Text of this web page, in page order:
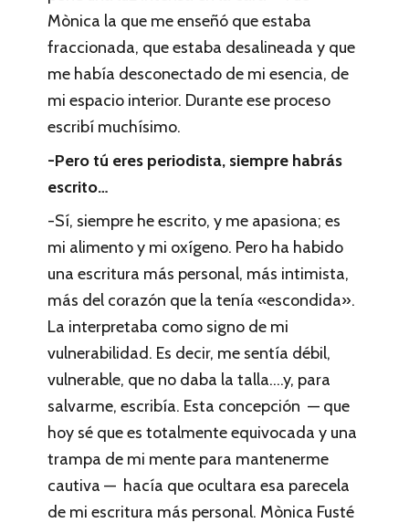
Mònica la que me enseñó que estaba
fraccionada, que estaba desalineada y que
me había desconectado de mi esencia, de
mi espacio interior. Durante ese proceso
escribí muchísimo.
-Pero tú eres periodista, siempre habrás
escrito…
-Sí, siempre he escrito, y me apasiona; es
mi alimento y mi oxígeno. Pero ha habido
una escritura más personal, más intimista,
más del corazón que la tenía «escondida».
La interpretaba como signo de mi
vulnerabilidad. Es decir, me sentía débil,
vulnerable, que no daba la talla….y, para
salvarme, escribía. Esta concepción — que
hoy sé que es totalmente equivocada y una
trampa de mi mente para mantenerme
cautiva — hacía que ocultara esa parecela
de mi escritura más personal. Mònica Fusté